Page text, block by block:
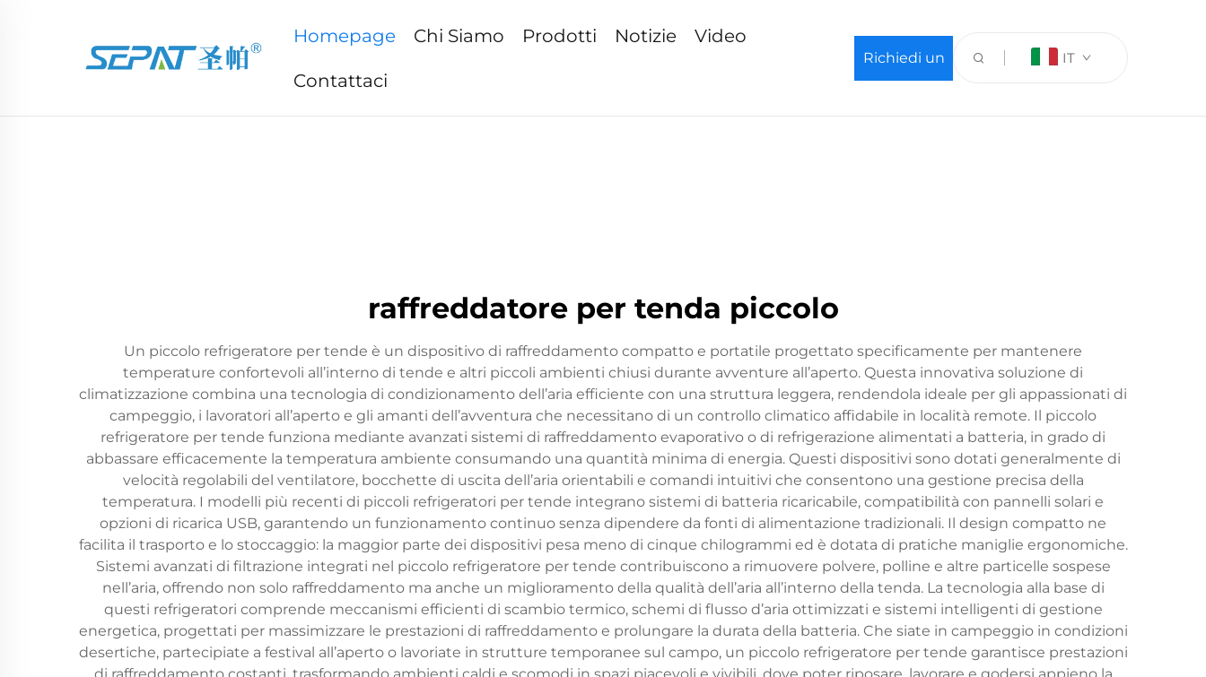
Homepage Chi Siamo Prodotti Notizie Video
Contattaci
Richiedi un IT
raffreddatore per tenda piccolo
Un piccolo refrigeratore per tende è un dispositivo di raffreddamento compatto e portatile progettato specificamente per mantenere
temperature confortevoli all’interno di tende e altri piccoli ambienti chiusi durante avventure all’aperto. Questa innovativa soluzione di
climatizzazione combina una tecnologia di condizionamento dell’aria efficiente con una struttura leggera, rendendola ideale per gli appassionati di
campeggio, i lavoratori all’aperto e gli amanti dell’avventura che necessitano di un controllo climatico affidabile in località remote. Il piccolo
refrigeratore per tende funziona mediante avanzati sistemi di raffreddamento evaporativo o di refrigerazione alimentati a batteria, in grado di
abbassare efficacemente la temperatura ambiente consumando una quantità minima di energia. Questi dispositivi sono dotati generalmente di
velocità regolabili del ventilatore, bocchette di uscita dell’aria orientabili e comandi intuitivi che consentono una gestione precisa della
temperatura. I modelli più recenti di piccoli refrigeratori per tende integrano sistemi di batteria ricaricabile, compatibilità con pannelli solari e
opzioni di ricarica USB, garantendo un funzionamento continuo senza dipendere da fonti di alimentazione tradizionali. Il design compatto ne
facilita il trasporto e lo stoccaggio: la maggior parte dei dispositivi pesa meno di cinque chilogrammi ed è dotata di pratiche maniglie ergonomiche.
Sistemi avanzati di filtrazione integrati nel piccolo refrigeratore per tende contribuiscono a rimuovere polvere, polline e altre particelle sospese
nell’aria, offrendo non solo raffreddamento ma anche un miglioramento della qualità dell’aria all’interno della tenda. La tecnologia alla base di
questi refrigeratori comprende meccanismi efficienti di scambio termico, schemi di flusso d’aria ottimizzati e sistemi intelligenti di gestione
energetica, progettati per massimizzare le prestazioni di raffreddamento e prolungare la durata della batteria. Che siate in campeggio in condizioni
desertiche, partecipiate a festival all’aperto o lavoriate in strutture temporanee sul campo, un piccolo refrigeratore per tende garantisce prestazioni